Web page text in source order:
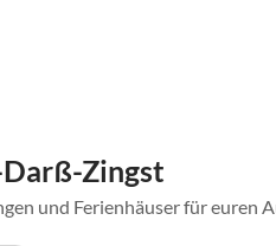
Zingst
und Ferienhäuser für euren